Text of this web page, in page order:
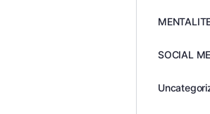
SOCIAL